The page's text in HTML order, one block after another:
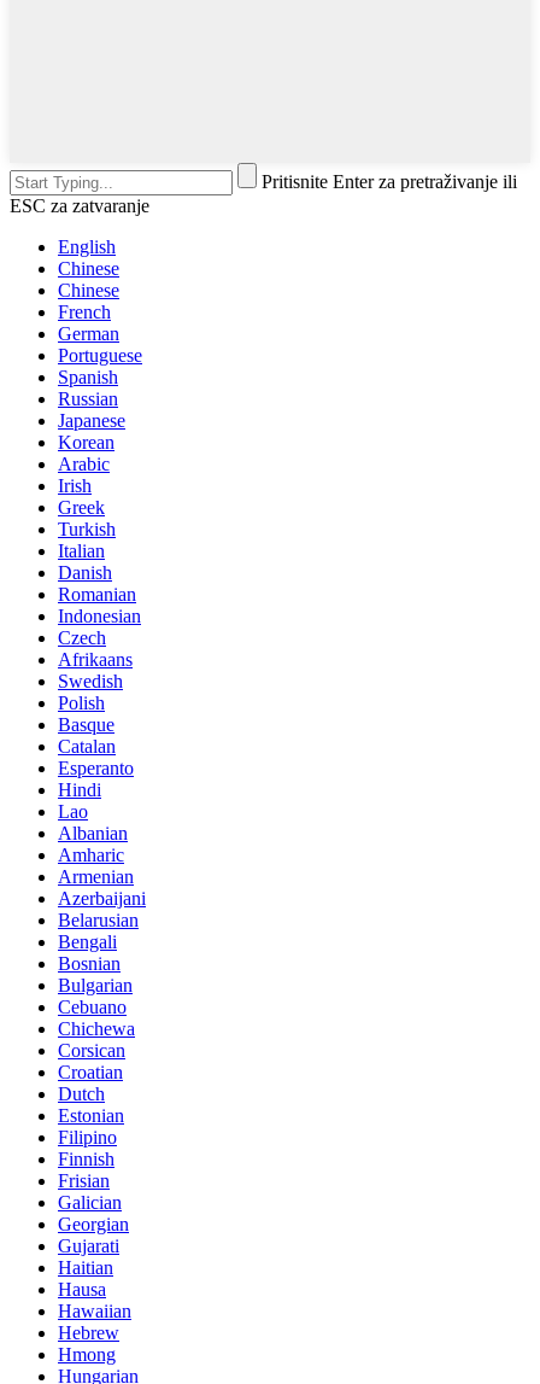
Pritisnite Enter za pretraživanje ili
ESC za zatvaranje
English
Chinese
Chinese
French
German
Portuguese
Spanish
Russian
Japanese
Korean
Arabic
Irish
Greek
Turkish
Italian
Danish
Romanian
Indonesian
Czech
Afrikaans
Swedish
Polish
Basque
Catalan
Esperanto
Hindi
Lao
Albanian
Amharic
Armenian
Azerbaijani
Belarusian
Bengali
Bosnian
Bulgarian
Cebuano
Chichewa
Corsican
Croatian
Dutch
Estonian
Filipino
Finnish
Frisian
Galician
Georgian
Gujarati
Haitian
Hausa
Hawaiian
Hebrew
Hmong
Hungarian